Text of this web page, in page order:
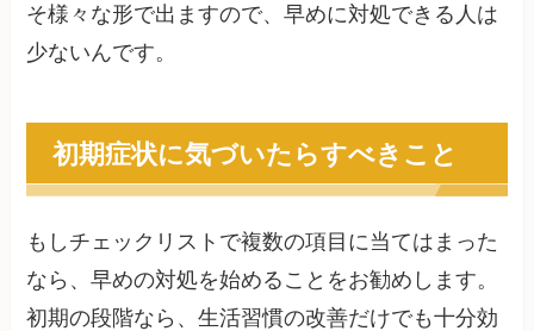
そ様々な形で出ますので、早めに対処できる人は
少ないんです。
初期症状に気づいたらすべきこと
もしチェックリストで複数の項目に当てはまった
なら、早めの対処を始めることをお勧めします。
初期の段階なら、生活習慣の改善だけでも十分効